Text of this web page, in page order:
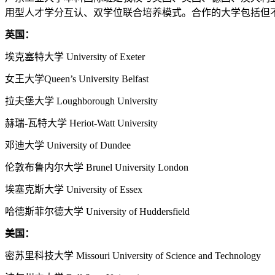
用型人才学分互认、双学位联合培养模式。合作的大学包括但
英国：
埃克塞特大学 University of Exeter
女王大学Queen’s University Belfast
拉夫堡大学 Loughborough University
赫瑞-瓦特大学 Heriot-Watt University
邓迪大学 University of Dundee
伦敦布鲁内尔大学 Brunel University London
埃塞克斯大学 University of Essex
哈德斯菲尔德大学 University of Huddersfield
美国：
密苏里科技大学 Missouri University of Science and Technology